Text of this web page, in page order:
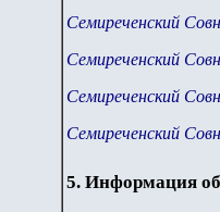
Семиреченский
Семиреченский
Семиреченский
Семиреченский
5. Информация